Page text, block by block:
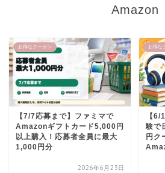
Amazon
お得なクーポン
【7/7応募まで】ファミマで
Amazonギフトカード5,000円
以上購入！応募者全員に最大
1,000円分
2026年6月23日
お得な
【
験で
円ク